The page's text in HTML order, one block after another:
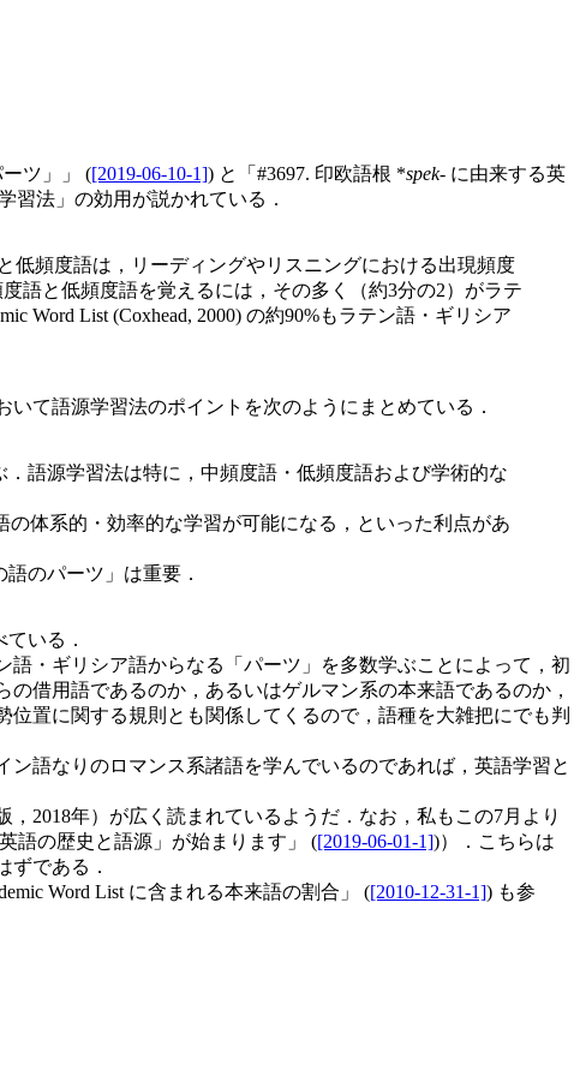
ツ」」 ([2019-06-10-1]) と「#3697. 印欧語根 *spek- に由来する英
習法」の効用が説かれている．
低頻度語は，リーディングやリスニングにおける出現頻度
語と低頻度語を覚えるには，その多く（約3分の2）がラテ
Word List (Coxhead, 2000) の約90%もラテン語・ギリシア
て語源学習法のポイントを次のようにまとめている．
語源学習法は特に，中頻度語・低頻度語および学術的な
の体系的・効率的な学習が可能になる，といった利点があ
のパーツ」は重要．
いる．
・ギリシア語からなる「パーツ」を多数学ぶことによって，初
借用語であるのか，あるいはゲルマン系の本来語であるのか，
置に関する規則とも関係してくるので，語種を大雑把にでも判
語なりのロマンス系諸語を学んでいるのであれば，英語学習と
2018年）が広く読まれているようだ．なお，私もこの7月より
語の歴史と語源」が始まります」 ([2019-06-01-1])）．こちらは
ずである．
Word List に含まれる本来語の割合」 ([2010-12-31-1]) も参